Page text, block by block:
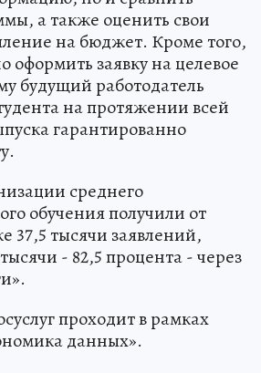
а также оценить свои
на бюджет. Кроме того,
оформить заявку на целевое
будущий работодатель
на протяжении всей
гарантированно
среднего
обучения получили от
37,5 тысячи заявлений,
- 82,5 процента - через
проходит в рамках
данных».